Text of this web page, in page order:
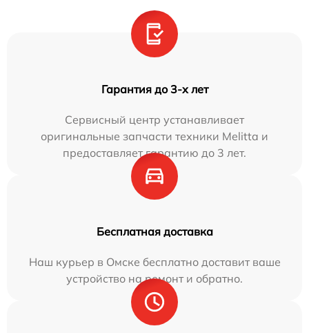
Гарантия до 3-х лет
Сервисный центр устанавливает
оригинальные запчасти техники Melitta и
предоставляет гарантию до 3 лет.
Бесплатная доставка
Наш курьер в Омске бесплатно доставит ваше
устройство на ремонт и обратно.